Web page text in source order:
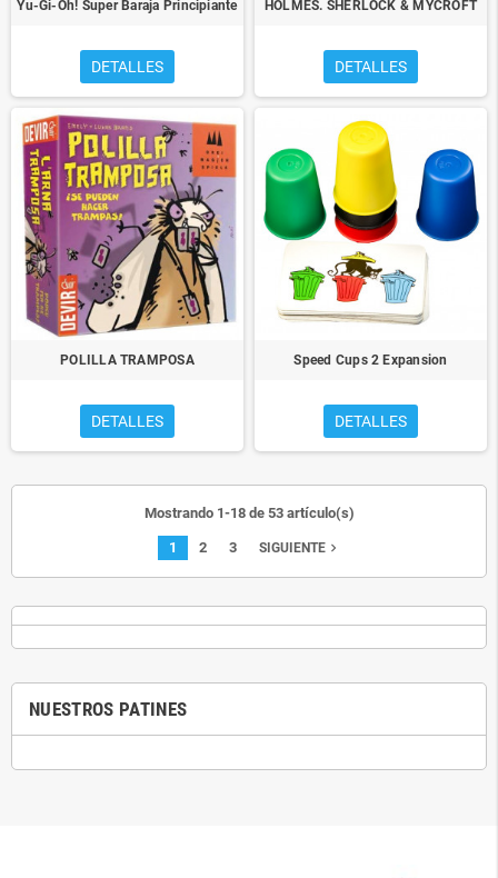
NUESTROS PATINES
Yu-Gi-Oh! Super Baraja Principiante
DETALLES
HOLMES. SHERLOCK & MYCROFT
DETALLES
POLILLA TRAMPOSA
DETALLES
Speed Cups 2 Expansion
DETALLES
Mostrando 1-18 de 53 artículo(s)
1 2 3 SIGUIENTEnavigate_next